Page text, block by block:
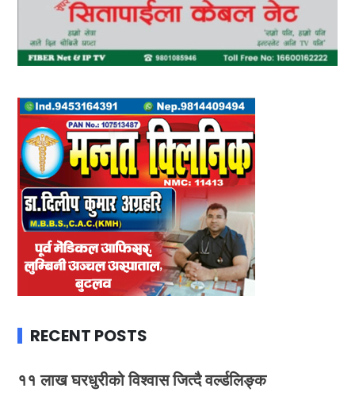
RECENT POSTS
११ लाख घरधुरीको विश्वास जित्दै वर्ल्डलिङ्क